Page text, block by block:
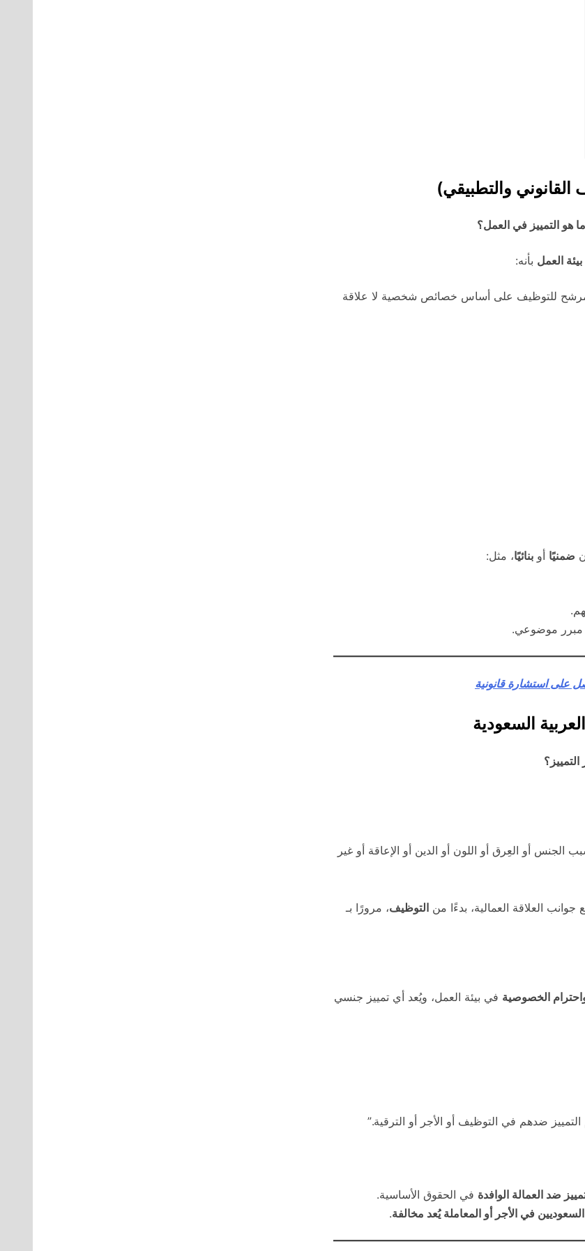
القانوني والتطبيقي)
ما هو التمييز في العمل؟
العمل بأنه:
مرشح للتوظيف على أساس خصائص شخصية لا علاقة
ضمنيًا أو بنائيًا، مثل:
مبرر موضوعي.
على استشارة قانونية
السعودية
الجنس أو العِرق أو اللون أو الدين أو الإعاقة أو غير
العلاقة العمالية، بدءًا من التوظيف، مرورًا بـ
الخصوصية في بيئة العمل، ويُعد أي تمييز جنسي
ضدهم في التوظيف أو الأجر أو الترقية.”
ضد العمالة الوافدة في الحقوق الأساسية.
في الأجر أو المعاملة يُعد مخالفة.